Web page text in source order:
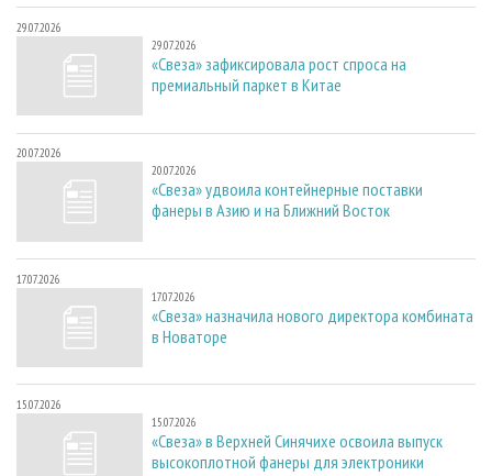
29.07.2026
29.07.2026
«Свеза» зафиксировала рост спроса на
премиальный паркет в Китае
20.07.2026
20.07.2026
«Свеза» удвоила контейнерные поставки
фанеры в Азию и на Ближний Восток
17.07.2026
17.07.2026
«Свеза» назначила нового директора комбината
в Новаторе
15.07.2026
15.07.2026
«Свеза» в Верхней Синячихе освоила выпуск
высокоплотной фанеры для электроники